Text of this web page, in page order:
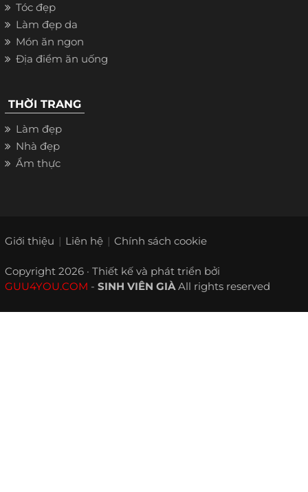
Tóc đẹp
Làm đẹp da
Món ăn ngon
Địa điểm ăn uống
THỜI TRANG
Làm đẹp
Nhà đẹp
Ẩm thực
Giới thiệu Liên hệ Chính sách cookie
Copyright 2026 · Thiết kế và phát triển bởi
GUU4YOU.COM - SINH VIÊN GIÀAll rights reserved